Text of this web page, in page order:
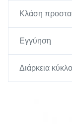
Κλάση
Εγγύηση
Διάρκεια